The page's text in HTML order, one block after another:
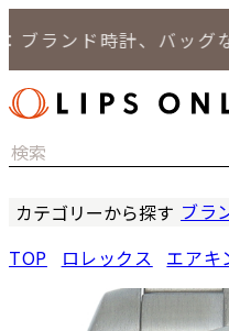
ランド時計、バッグな
カテゴリーから探す
バッグ
ジュエリー
ブラ
TOP ロレックス エアキ